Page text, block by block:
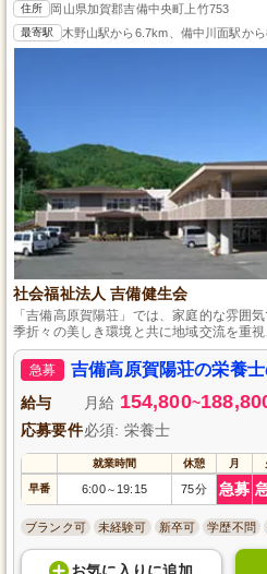
住所 岡山県加賀郡吉備中央町上竹753
最寄駅 木野山駅から6.7km、備中川面駅か
社会福祉法人 吉備健生会
「吉備高原賀陽荘」では、家庭的な雰囲
季折々の美しき環境と共に地域交流を重
環境を提供します。
急募
吉備高原賀陽荘の栄養
給与 月給 154,800~
応募要件必須: 栄養士
就業時間 休憩 月
早番 6:00～ 19:15 75分 急募
ブランク可 未経験可 新卒可 学歴不問